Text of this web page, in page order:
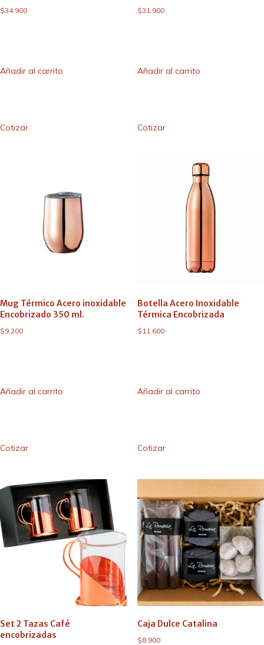
$34.900
Añadir al carrito
Cotizar
$31.900
Añadir al carrito
Cotizar
Mug Térmico Acero inoxidable
Encobrizado 350 ml.
$9.200
Añadir al carrito
Cotizar
Botella Acero Inoxidable
Térmica Encobrizada
$ 11.600
Añadir al carrito
Cotizar
Set 2 Tazas Café
encobrizadas
Caja Dulce Catalina
$8.900